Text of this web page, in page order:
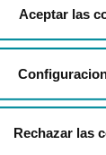
de
Aceptar las
Rechazar las